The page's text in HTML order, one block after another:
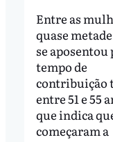
Entre as
quase
se aposentou
tempo de
contribuição
entre 51 e 55
que indica
começaram a